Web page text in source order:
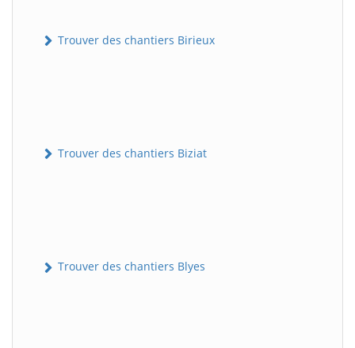
Trouver des chantiers Birieux
Trouver des chantiers Biziat
Trouver des chantiers Blyes